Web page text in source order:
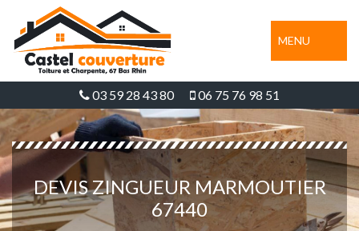
MENU
03 59 28 43 80 06 75 76 98 51
DEVIS ZINGUEUR MARMOUTIER
67440